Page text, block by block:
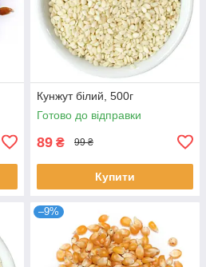
Кунжут білий, 500г
Готово до відправки
89 ₴ 99 ₴
Купити
–9%